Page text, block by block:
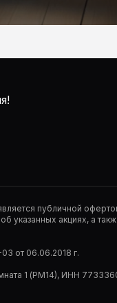
публичной
акциях, а
от 06.06.2018 г.
1 (РМ14), ИНН